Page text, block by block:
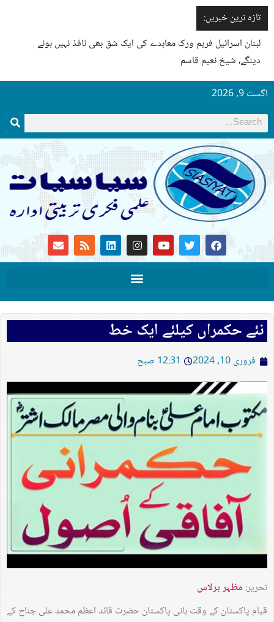
تازہ ترین خبریں:
لبنان اسرائیل فریم ورک معاہدے کی ایک شق بھی نافذ نہیں ہونے
دینگے، شیخ نعیم قاسم
اگست 9, 2026
نئے حکمراں کیلئے ایک خط
فروری 10, 2024 12:31 صبح
تحریر: مظہر برلاس
قیام پاکستان کے وقت بانی پاکستان حضرت قائد اعظم محمد علی جناح کے